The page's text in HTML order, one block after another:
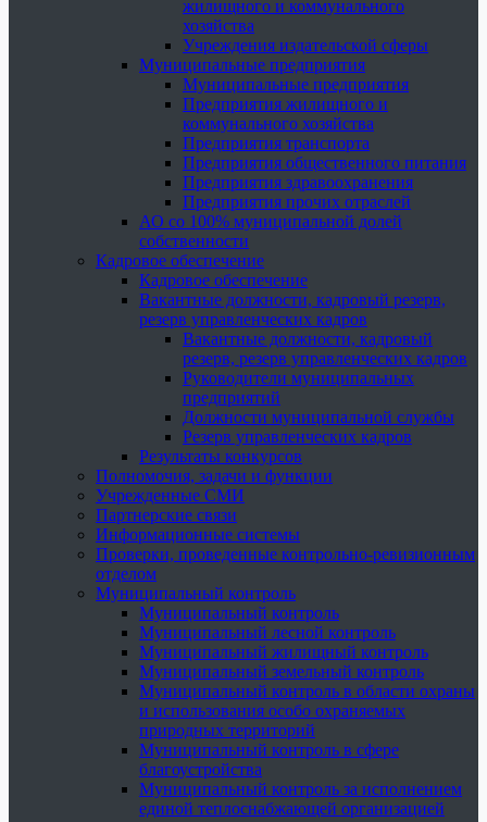
жилищного и коммунального
хозяйства
Учреждения издательской сферы
Муниципальные предприятия
Муниципальные предприятия
Предприятия жилищного и
коммунального хозяйства
Предприятия транспорта
Предприятия общественного питания
Предприятия здравоохранения
Предприятия прочих отраслей
АО со 100% муниципальной долей
собственности
Кадровое обеспечение
Кадровое обеспечение
Вакантные должности, кадровый резерв,
резерв управленческих кадров
Вакантные должности, кадровый
резерв, резерв управленческих кадров
Руководители муниципальных
предприятий
Должности муниципальной службы
Резерв управленческих кадров
Результаты конкурсов
Полномочия, задачи и функции
Учрежденные СМИ
Партнерские связи
Информационные системы
Проверки, проведенные контрольно-ревизионным
отделом
Муниципальный контроль
Муниципальный контроль
Муниципальный лесной контроль
Муниципальный жилищный контроль
Муниципальный земельный контроль
Муниципальный контроль в области охраны
и использования особо охраняемых
природных территорий
Муниципальный контроль в сфере
благоустройства
Муниципальный контроль за исполнением
единой теплоснабжающей организацией